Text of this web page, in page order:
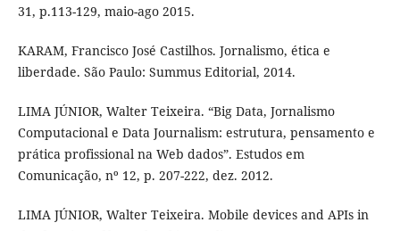
31, p.113-129, maio-ago 2015.
KARAM, Francisco José Castilhos. Jornalismo, ética e
liberdade. São Paulo: Summus Editorial, 2014.
LIMA JÚNIOR, Walter Teixeira. “Big Data, Jornalismo
Computacional e Data Journalism: estrutura, pensamento e
prática profissional na Web dados”. Estudos em
Comunicação, nº 12, p. 207-222, dez. 2012.
LIMA JÚNIOR, Walter Teixeira. Mobile devices and APIs in